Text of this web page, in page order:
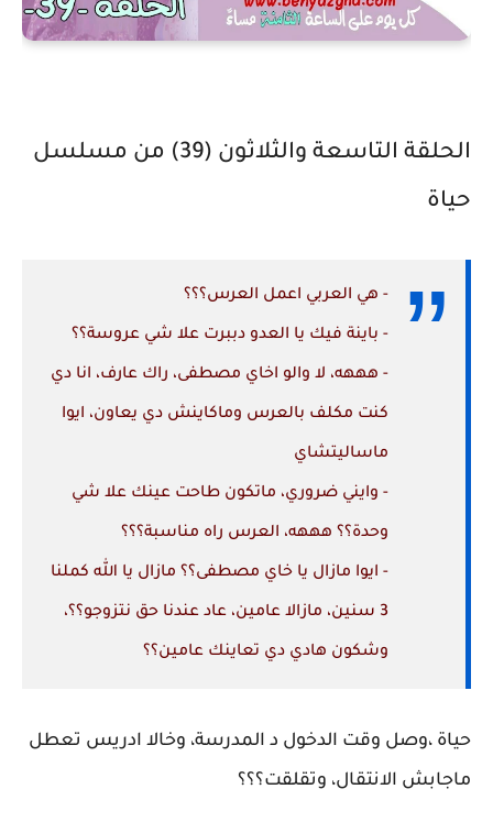
الحلقة التاسعة والثلاثون (39) من مسلسل
حياة
- هي العربي اعمل العرس؟؟؟
- باينة فيك يا العدو دببرت علا شي عروسة؟؟
- هههه، لا والو اخاي مصطفى، راك عارف، انا دي
كنت مكلف بالعرس وماكاينش دي يعاون، ايوا
ماساليتشاي
- وايني ضروري، ماتكون طاحت عينك علا شي
وحدة؟؟ هههه، العرس راه مناسبة؟؟؟
- ايوا مازال يا خاي مصطفى؟؟ مازال يا الله كملنا
3 سنين، مازالا عامين، عاد عندنا حق نتزوجو؟؟،
وشكون هادي دي تعاينك عامين؟؟
حياة ،وصل وقت الدخول د المدرسة، وخالا ادريس تعطل
ماجابش الانتقال، وتقلقت؟؟؟